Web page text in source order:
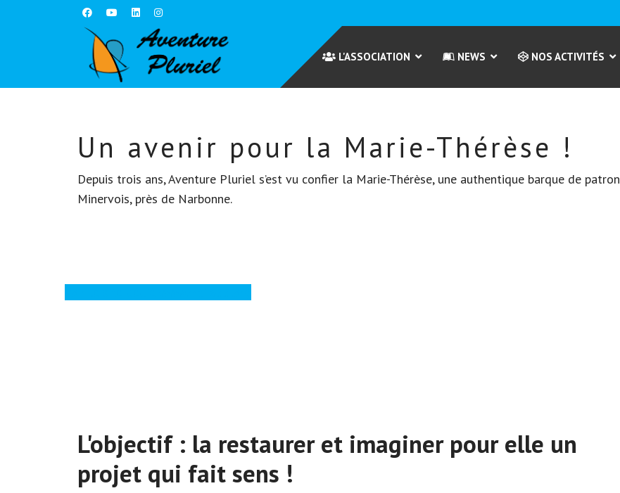
L'ASSOCIATION NEWS NOS ACTIVITÉS
Un avenir pour la Marie-Thérèse !
Depuis trois ans, Aventure Pluriel s’est vu confier la Marie-Thérèse, une authentique barque de
Minervois, près de Narbonne.
L'objectif : la restaurer et imaginer pour elle un
projet qui fait sens !